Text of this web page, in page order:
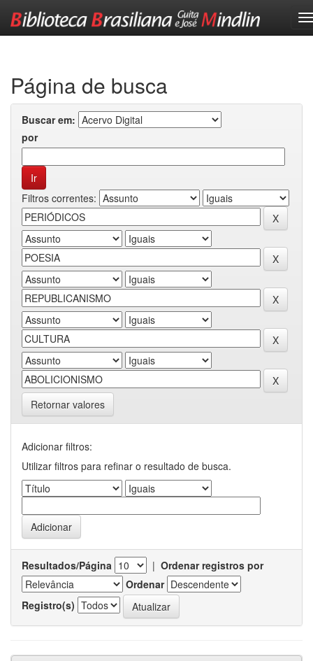
Página de busca
Buscar em:
por
Filtros correntes:
Retornar valores
Adicionar filtros:
Utilizar filtros para refinar o resultado de busca.
Resultados/Página | Ordenar registros por
Ordenar
Registro(s)